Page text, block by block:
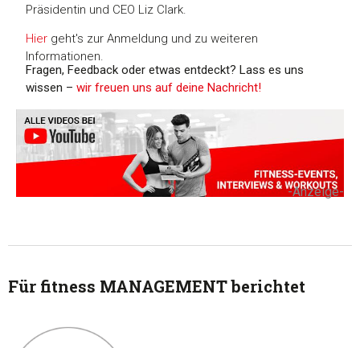
Präsidentin und CEO Liz Clark.
Hier geht's zur Anmeldung und zu weiteren
Informationen.
Fragen, Feedback oder etwas entdeckt? Lass es uns
wissen –wir freuen uns auf deine Nachricht!
-Anzeige-
Für fitness MANAGEMENT berichtet